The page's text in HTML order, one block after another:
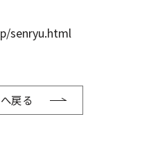
senryu.html
戻る